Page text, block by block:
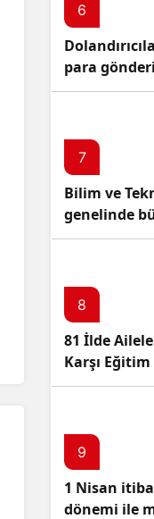
6
para
Edin!
7
Bilim ve
genelinde
kutlandı:
8
81 İlde
Karşı
9
1 Nisan
dönemi ile